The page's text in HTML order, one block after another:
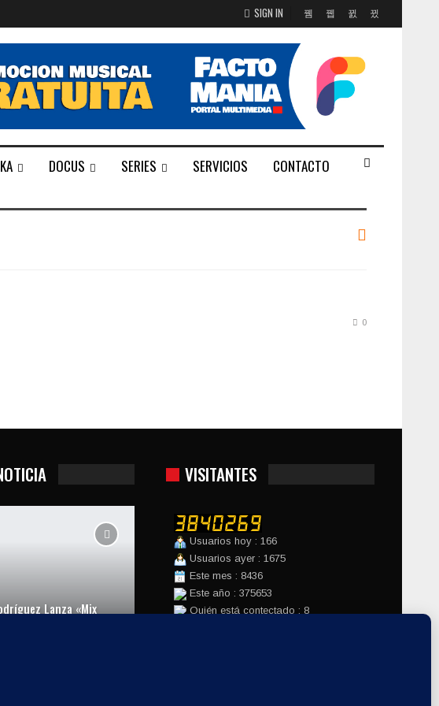
SIGN IN
DOCUS SERIES SERVICIOS CONTACTO
0
Lanza «Mix
VISITANTES
Usuarios hoy : 166
Usuarios ayer : 1675
Este mes : 8436
Este año : 375653
Quién está contectado : 8